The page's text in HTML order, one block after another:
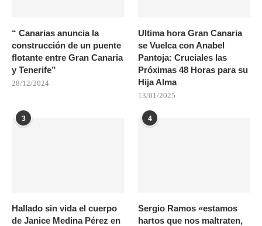
“ Canarias anuncia la
construcción de un puente
flotante entre Gran Canaria
y Tenerife”
28/12/2024
Ultima hora Gran Canaria
se Vuelca con Anabel
Pantoja: Cruciales las
Próximas 48 Horas para su
Hija Alma
13/01/2025
3
Hallado sin vida el cuerpo
de Janice Medina Pérez en
4
Sergio Ramos «estamos
hartos que nos maltraten,